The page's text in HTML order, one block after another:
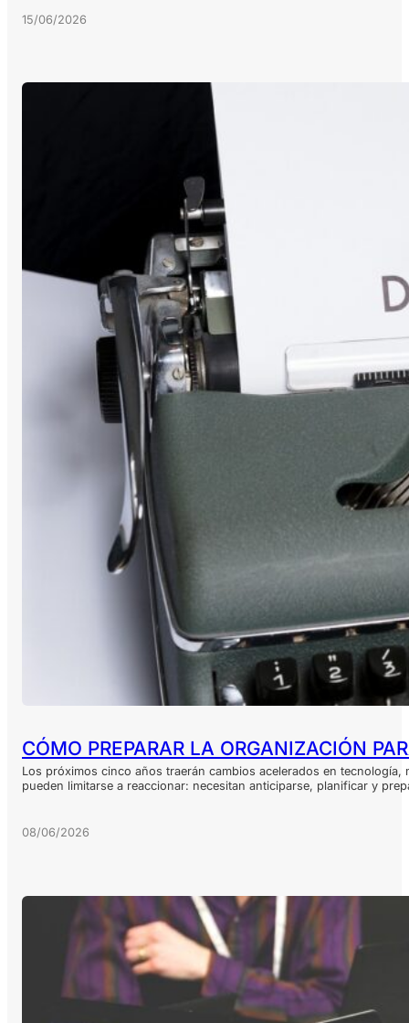
15/06/2026
CÓMO PREPARAR LA ORGANIZACIÓN
Los próximos cinco años traerán cambios acelerados en
pueden limitarse a reaccionar: necesitan anticiparse, planificar y
08/06/2026